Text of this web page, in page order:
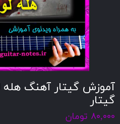
آموزش گیتار آهنگ هله
گیتار
۸۰,۰۰۰ تومان